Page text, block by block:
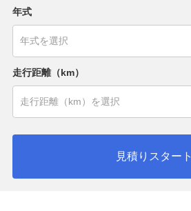
年式
走行距離（km）
見積りスタート